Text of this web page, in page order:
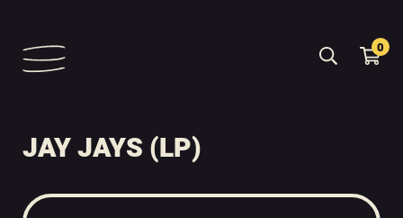
0
JAY JAYS (LP)